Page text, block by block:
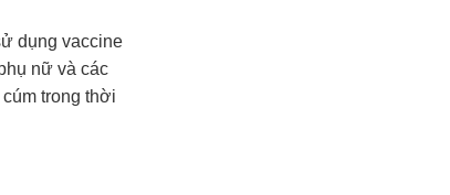
dụng vaccine
nữ và các
trong thời